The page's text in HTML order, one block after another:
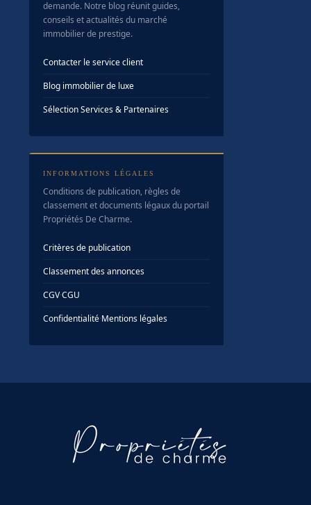
demande. Notre blog réunit guides,
conseils et actualités du marché
immobilier de prestige.
Contacter le service client
Blog immobilier de luxe
Sélection Services & Partenaires
INFORMATIONS LÉGALES
Conditions de publication, règles de
classement et documents légaux du portail
Propriétés De Charme.
Critères de publication
Classement des annonces
CGV·CGU
Confidentialité·Mentions légales